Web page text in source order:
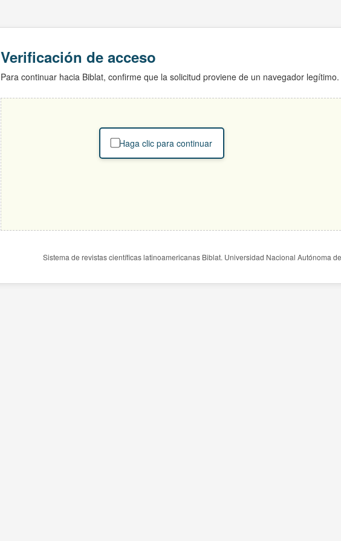
Verificación de acceso
Para continuar hacia Biblat, confirme que la solicitud proviene de un navegador legítimo.
Haga clic para continuar
Sistema de revistas científicas latinoamericanas Biblat. Universidad Nacional Autónoma